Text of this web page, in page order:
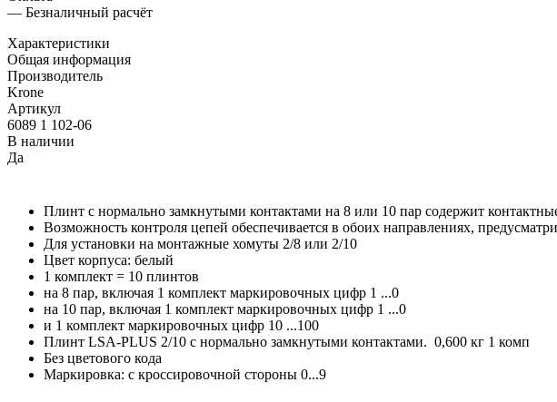
— Безналичный расчёт
Характеристики
Общая информация
Производитель
Krone
Артикул
6089 1 102-06
В наличии
Да
Плинт с нормально замкнутыми контактами на 8 или 10 пар содержит
Возможность контроля цепей обеспечивается в обоих направлениях,
Для установки на монтажные хомуты 2/8 или 2/10
Цвет корпуса: белый
1 комплект = 10 плинтов
на 8 пар, включая 1 комплект маркировочных цифр 1 ...0
на 10 пар, включая 1 комплект маркировочных цифр 1 ...0
и 1 комплект маркировочных цифр 10 ...100
Плинт LSA-PLUS 2/10 с нормально замкнутыми контактами. 0,600 кг 1 комп
Без цветового кода
Маркировка: с кроссировочной стороны 0...9